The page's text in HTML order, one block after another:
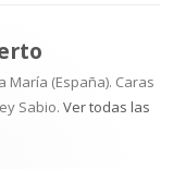
María (España). Caras
Sabio. Ver todas las